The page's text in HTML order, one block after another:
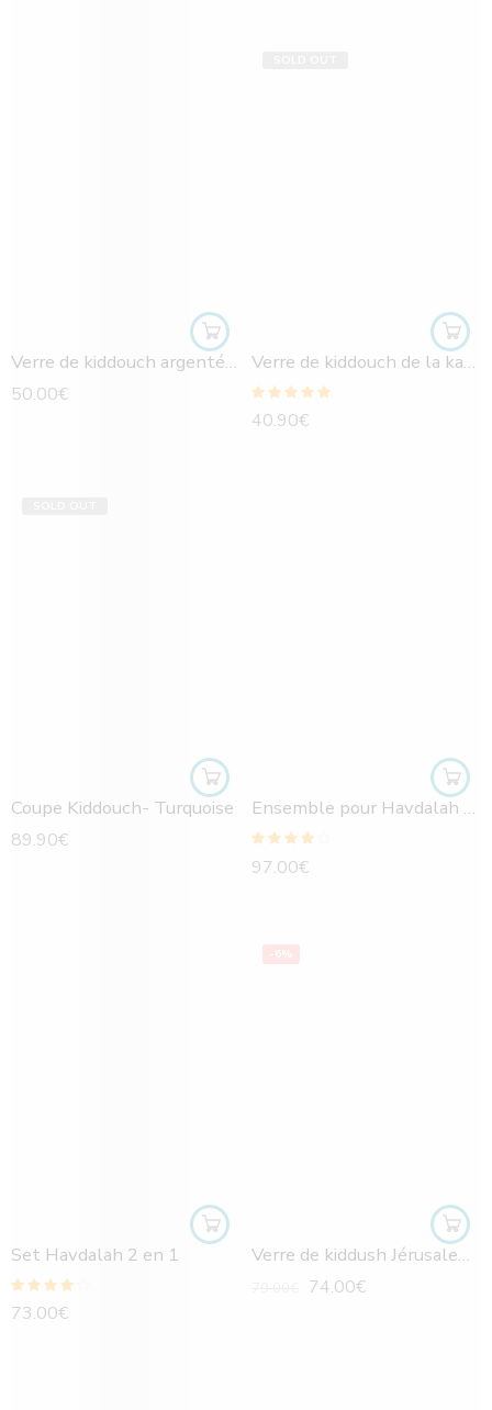
Verre de kiddouch argenté-soucoupe assortie
50.00€
Verre de kiddouch de la kabbale
Note5.00
5
40.90€
Coupe Kiddouch- Turquoise
89.90€
Ensemble pour Havdalah en argent : verre kiddouch-bougeoir-besamim
Note4.00
sur 5
97.00€
Set Havdalah 2 en 1
Note4.00
sur 5
73.00€
-6%
Verre de kiddush Jérusalem reflets dorés
74.00€